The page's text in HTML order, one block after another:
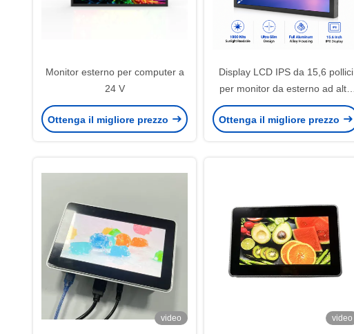
Monitor esterno per computer a
24 V
Ottenga il migliore prezzo
Display LCD IPS da 15,6 pollici
per monitor da esterno ad alta
luminosità da 1000 pidocchi per
la mappatura topografica
Ottenga il migliore prezzo
video video